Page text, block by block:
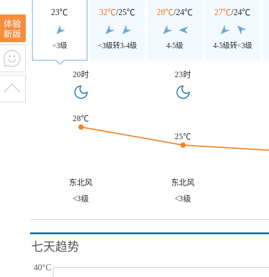
23℃
<3级
32℃/25℃
<3级转3-4级
28℃/24℃
4-5级
27℃/24℃
4-5级转<3级
20时 23时
28℃
25℃
东北风
东北风
<3级
<3级
七天趋势
40°C